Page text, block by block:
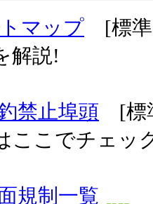
マップ [標
解説!
禁止埠頭 [標
ここでチェッ
規制一覧